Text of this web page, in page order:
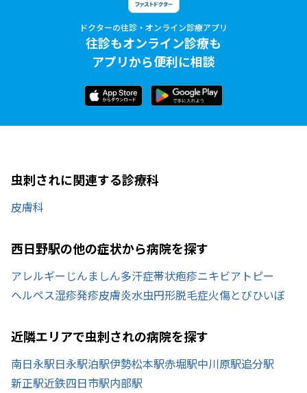
ドクターの往診・オンライン診療アプリ
往診もオンライン診療も
アプリから便利に相談
虫刺されに関連する診療科
皮膚科
西日野駅の他の症状から病院を探す
アレルギー じんましん多汗症帯状疱疹ニキビアトピー
ヘルペス湿疹発疹皮膚炎水虫円形脱毛症火傷とびひいぼ
近隣エリアで虫刺されの病院を探す
南日永駅日永駅泊駅伊勢松本駅赤堀駅中川原駅追分駅
新正駅近鉄四日市駅内部駅